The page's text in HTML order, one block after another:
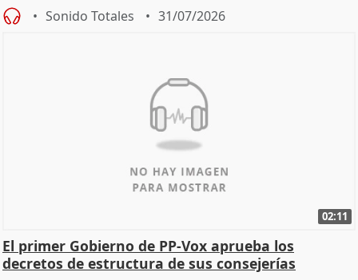
Sonido Totales 31/07/2026
02:11
El primer Gobierno de PP-Vox aprueba los
decretos de estructura de sus consejerías